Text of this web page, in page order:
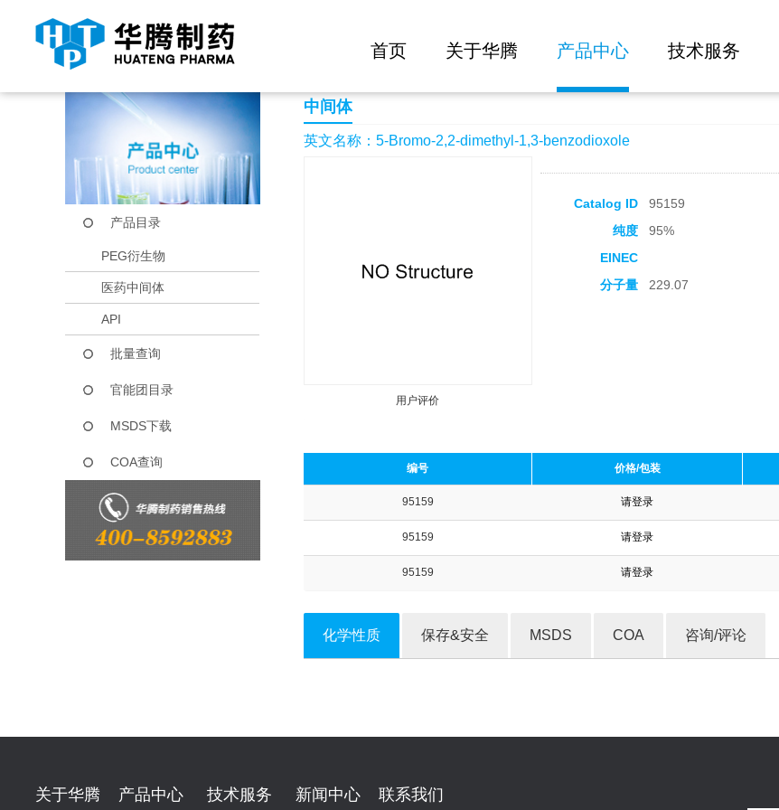
首页 关于华腾 产品中心 技术服务
当前位置： 首页 产品中心 5-Bromo-2,2-dimethyl-1,3-benzodioxole
产品目录
PEG衍生物
医药中间体
API
批量查询
官能团目录
MSDS下载
COA查询
中间体
英文名称：5-Bromo-2,2-dimethyl-1,3-benzodioxole
用户评价
收藏产品
Catalog ID 95159
纯度
95%
EINEC
分子量 229.07
编号 价格/包装
95159 请登录
95159 请登录
95159 请登录
化学性质 保存&安全 MSDS COA 咨询/评论
关于华腾 产品中心 技术服务 新闻中心 联系我们